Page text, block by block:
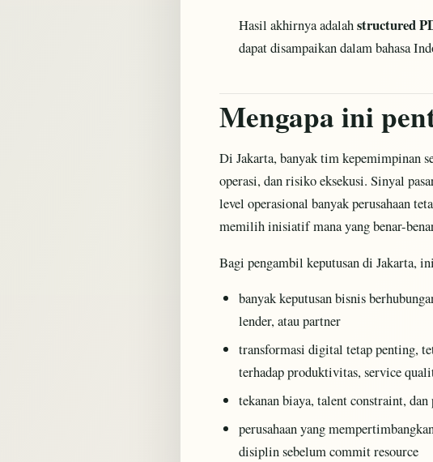
Hasil akhirnya adalahstructured
dapat disampaikan dalam bahasa
Mengapa ini
Di Jakarta, banyak tim kepemimpinan
operasi, dan risiko eksekusi. Sinyal
level operasional banyak perusahaan
memilih inisiatif mana yang benar-
Bagi pengambil keputusan di Jakarta,
banyak keputusan bisnis
lender, atau partner
transformasi digital tetap penting,
terhadap produktivitas, service
tekanan biaya, talent constraint,
perusahaan yang
disiplin sebelum commit resource